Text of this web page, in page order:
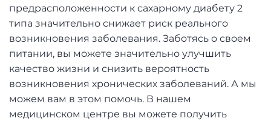
предрасположенности к сахарному диабету 2
типа значительно снижает риск реального
возникновения заболевания. Заботясь о своем
питании, вы можете значительно улучшить
качество жизни и снизить вероятность
возникновения хронических заболеваний. А мы
можем вам в этом помочь. В нашем
медицинском центре вы можете получить